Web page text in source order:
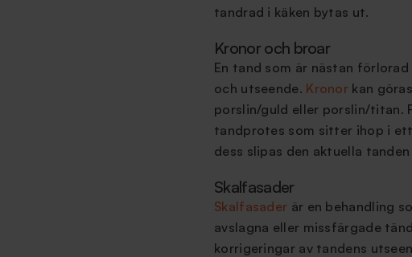
tandrad i käken bytas ut.
Kronor och broar
En tand som är nästan
och utseende. Kronor kan
porslin/guld eller porslin/titan.
tandprotes som sitter ihop i
dess slipas den aktuella
Skalfasader
Skalfasader är en behandling
avslagna eller missfärgade
korrigeringar av tandens